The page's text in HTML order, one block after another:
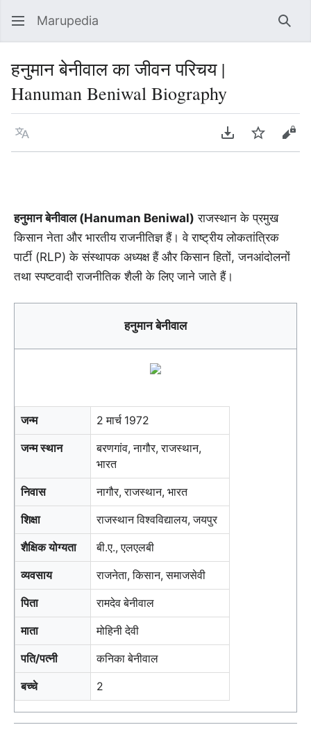
Marupedia
हनुमान बेनीवाल का जीवन परिचय |
Hanuman Beniwal Biography
Language Download PDF
Watch
हनुमान बेनीवाल (Hanuman Beniwal) राजस्थान के प्रमुख
किसान नेता और भारतीय राजनीतिज्ञ हैं। वे राष्ट्रीय लोकतांत्रिक
पार्टी (RLP) के संस्थापक अध्यक्ष हैं और किसान हितों, जनआंदोलनों
तथा स्पष्टवादी राजनीतिक शैली के लिए जाने जाते हैं।
हनुमान बेनीवाल
जन्म 2 मार्च 1972
जन्म स्थान
बरणगांव, नागौर, राजस्थान,
भारत
निवास नागौर, राजस्थान, भारत
शिक्षा राजस्थान विश्वविद्यालय, जयपुर
शैक्षिक योग्यता बी.ए., एलएलबी
व्यवसाय राजनेता, किसान, समाजसेवी
पिता रामदेव बेनीवाल
माता मोहिनी देवी
पति/पत्नी कनिका बेनीवाल
बच्चे 2